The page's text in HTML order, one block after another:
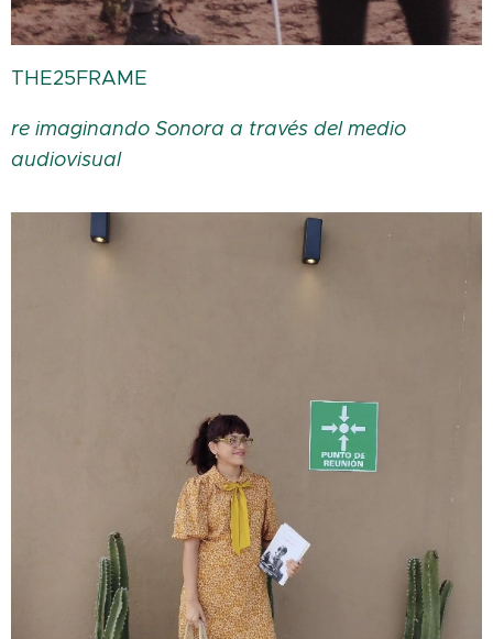
THE25FRAME
re imaginando Sonora a través del medio
audiovisual